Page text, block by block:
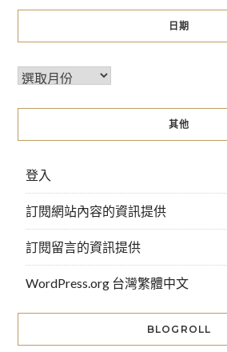
日期
其他
登入
訂閱網站內容的資訊提供
訂閱留言的資訊提供
WordPress.org 台灣繁體中文
BLOGROLL